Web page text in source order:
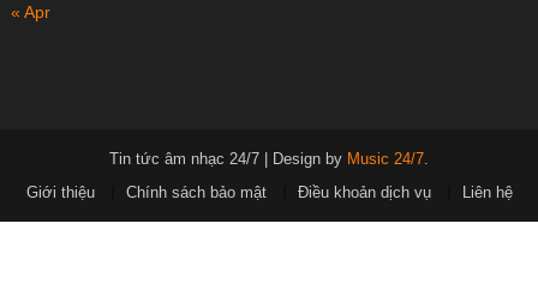
« Apr
Tin tức âm nhạc 24/7 Design by Music 24/7
Giới thiệu
Chính sách bảo mật Điều khoản dịch vụ Liên hệ